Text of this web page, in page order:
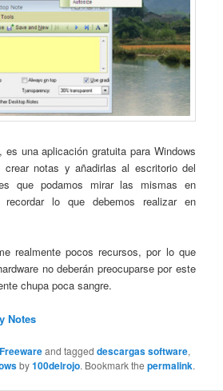
es una aplicación gratuita para Windows
notas y añadirlas al escritorio del
que podamos mirar las mismas en
recordar lo que debemos realizar en
realmente pocos recursos, por lo que
no deberán preocuparse por este
chupa poca sangre.
Notes
Freewareand taggeddescargas software,
by100delrojo. Bookmark thepermalink.